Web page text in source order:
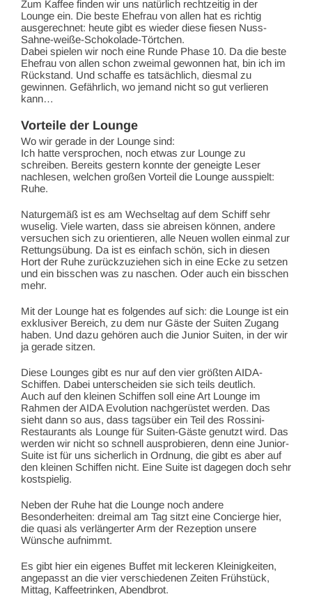
Zum Kaffee finden wir uns natürlich rechtzeitig in der
Lounge ein. Die beste Ehefrau von allen hat es richtig
ausgerechnet: heute gibt es wieder diese fiesen Nuss-
Sahne-weiße-Schokolade-Törtchen.
Dabei spielen wir noch eine Runde Phase 10. Da die beste
Ehefrau von allen schon zweimal gewonnen hat, bin ich im
Rückstand. Und schaffe es tatsächlich, diesmal zu
gewinnen. Gefährlich, wo jemand nicht so gut verlieren
kann…
Vorteile der Lounge
Wo wir gerade in der Lounge sind:
Ich hatte versprochen, noch etwas zur Lounge zu
schreiben. Bereits gestern konnte der geneigte Leser
nachlesen, welchen großen Vorteil die Lounge ausspielt:
Ruhe.
Naturgemäß ist es am Wechseltag auf dem Schiff sehr
wuselig. Viele warten, dass sie abreisen können, andere
versuchen sich zu orientieren, alle Neuen wollen einmal zur
Rettungsübung. Da ist es einfach schön, sich in diesen
Hort der Ruhe zurückzuziehen sich in eine Ecke zu setzen
und ein bisschen was zu naschen. Oder auch ein bisschen
mehr.
Mit der Lounge hat es folgendes auf sich: die Lounge ist ein
exklusiver Bereich, zu dem nur Gäste der Suiten Zugang
haben. Und dazu gehören auch die Junior Suiten, in der wir
ja gerade sitzen.
Diese Lounges gibt es nur auf den vier größten AIDA-
Schiffen. Dabei unterscheiden sie sich teils deutlich.
Auch auf den kleinen Schiffen soll eine Art Lounge im
Rahmen der AIDA Evolution nachgerüstet werden. Das
sieht dann so aus, dass tagsüber ein Teil des Rossini-
Restaurants als Lounge für Suiten-Gäste genutzt wird. Das
werden wir nicht so schnell ausprobieren, denn eine Junior-
Suite ist für uns sicherlich in Ordnung, die gibt es aber auf
den kleinen Schiffen nicht. Eine Suite ist dagegen doch sehr
kostspielig.
Neben der Ruhe hat die Lounge noch andere
Besonderheiten: dreimal am Tag sitzt eine Concierge hier,
die quasi als verlängerter Arm der Rezeption unsere
Wünsche aufnimmt.
Es gibt hier ein eigenes Buffet mit leckeren Kleinigkeiten,
angepasst an die vier verschiedenen Zeiten Frühstück,
Mittag, Kaffeetrinken, Abendbrot.